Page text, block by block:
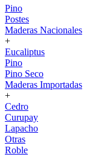
Pino
Postes
Maderas Nacionales
+
Eucaliptus
Pino
Pino Seco
Maderas Importadas
+
Cedro
Curupay
Lapacho
Otras
Roble